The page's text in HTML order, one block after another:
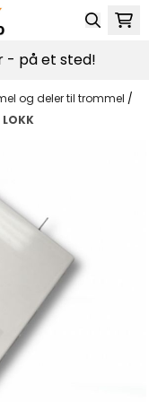
- på et sted!
og deler til trommel /